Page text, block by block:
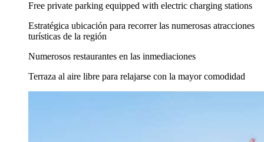
Free private parking equipped with electric charging stations
Estratégica ubicación para recorrer las numerosas atracciones
turísticas de la región
Numerosos restaurantes en las inmediaciones
Terraza al aire libre para relajarse con la mayor comodidad